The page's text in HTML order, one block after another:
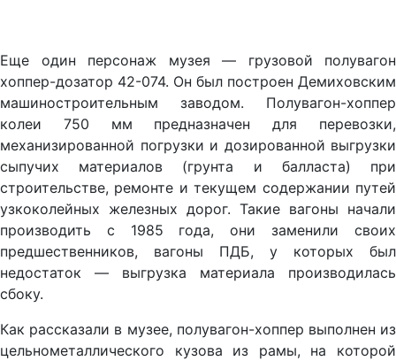
Еще один персонаж музея — грузовой полувагон
хоппер-дозатор 42-074. Он был построен Демиховским
машиностроительным заводом. Полувагон-хоппер
колеи 750 мм предназначен для перевозки,
механизированной погрузки и дозированной выгрузки
сыпучих материалов (грунта и балласта) при
строительстве, ремонте и текущем содержании путей
узкоколейных железных дорог. Такие вагоны начали
производить с 1985 года, они заменили своих
предшественников, вагоны ПДБ, у которых был
недостаток — выгрузка материала производилась
сбоку.
Как рассказали в музее, полувагон-хоппер выполнен из
цельнометаллического кузова из рамы, на которой